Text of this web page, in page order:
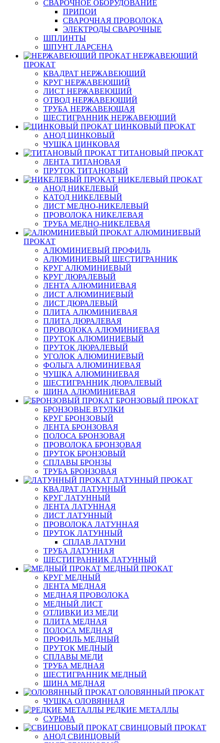
СВАРОЧНОЕ ОБОРУДОВАНИЕ
ПРИПОИ
СВАРОЧНАЯ ПРОВОЛОКА
ЭЛЕКТРОДЫ СВАРОЧНЫЕ
ШПЛИНТЫ
ШПУНТ ЛАРСЕНА
НЕРЖАВЕЮЩИЙ
ПРОКАТ
КВАДРАТ НЕРЖАВЕЮЩИЙ
КРУГ НЕРЖАВЕЮЩИЙ
ЛИСТ НЕРЖАВЕЮЩИЙ
ОТВОД НЕРЖАВЕЮЩИЙ
ТРУБА НЕРЖАВЕЮЩАЯ
ШЕСТИГРАННИК НЕРЖАВЕЮЩИЙ
ЦИНКОВЫЙ ПРОКАТ
АНОД ЦИНКОВЫЙ
ЧУШКА ЦИНКОВАЯ
ТИТАНОВЫЙ ПРОКАТ
ЛЕНТА ТИТАНОВАЯ
ПРУТОК ТИТАНОВЫЙ
НИКЕЛЕВЫЙ ПРОКАТ
АНОД НИКЕЛЕВЫЙ
КАТОД НИКЕЛЕВЫЙ
ЛИСТ МЕДНО-НИКЕЛЕВЫЙ
ПРОВОЛОКА НИКЕЛЕВАЯ
ТРУБА МЕДНО-НИКЕЛЕВАЯ
АЛЮМИНИЕВЫЙ
ПРОКАТ
АЛЮМИНИЕВЫЙ ПРОФИЛЬ
АЛЮМИНИЕВЫЙ ШЕСТИГРАННИК
КРУГ АЛЮМИНИЕВЫЙ
КРУГ ДЮРАЛЕВЫЙ
ЛЕНТА АЛЮМИНИЕВАЯ
ЛИСТ АЛЮМИНИЕВЫЙ
ЛИСТ ДЮРАЛЕВЫЙ
ПЛИТА АЛЮМИНИЕВАЯ
ПЛИТА ДЮРАЛЕВАЯ
ПРОВОЛОКА АЛЮМИНИЕВАЯ
ПРУТОК АЛЮМИНИЕВЫЙ
ПРУТОК ДЮРАЛЕВЫЙ
УГОЛОК АЛЮМИНИЕВЫЙ
ФОЛЬГА АЛЮМИНИЕВАЯ
ЧУШКА АЛЮМИНИЕВАЯ
ШЕСТИГРАННИК ДЮРАЛЕВЫЙ
ШИНА АЛЮМИНИЕВАЯ
БРОНЗОВЫЙ ПРОКАТ
БРОНЗОВЫЕ ВТУЛКИ
КРУГ БРОНЗОВЫЙ
ЛЕНТА БРОНЗОВАЯ
ПОЛОСА БРОНЗОВАЯ
ПРОВОЛОКА БРОНЗОВАЯ
ПРУТОК БРОНЗОВЫЙ
СПЛАВЫ БРОНЗЫ
ТРУБА БРОНЗОВАЯ
ЛАТУННЫЙ ПРОКАТ
КВАДРАТ ЛАТУННЫЙ
КРУГ ЛАТУННЫЙ
ЛЕНТА ЛАТУННАЯ
ЛИСТ ЛАТУННЫЙ
ПРОВОЛОКА ЛАТУННАЯ
ПРУТОК ЛАТУННЫЙ
СПЛАВ ЛАТУНИ
ТРУБА ЛАТУННАЯ
ШЕСТИГРАННИК ЛАТУННЫЙ
МЕДНЫЙ ПРОКАТ
КРУГ МЕДНЫЙ
ЛЕНТА МЕДНАЯ
МЕДНАЯ ПРОВОЛОКА
МЕДНЫЙ ЛИСТ
ОТЛИВКИ ИЗ МЕДИ
ПЛИТА МЕДНАЯ
ПОЛОСА МЕДНАЯ
ПРОФИЛЬ МЕДНЫЙ
ПРУТОК МЕДНЫЙ
СПЛАВЫ МЕДИ
ТРУБА МЕДНАЯ
ШЕСТИГРАННИК МЕДНЫЙ
ШИНА МЕДНАЯ
ОЛОВЯННЫЙ ПРОКАТ
ЧУШКА ОЛОВЯННАЯ
РЕДКИЕ МЕТАЛЛЫ
СУРЬМА
СВИНЦОВЫЙ ПРОКАТ
АНОД СВИНЦОВЫЙ